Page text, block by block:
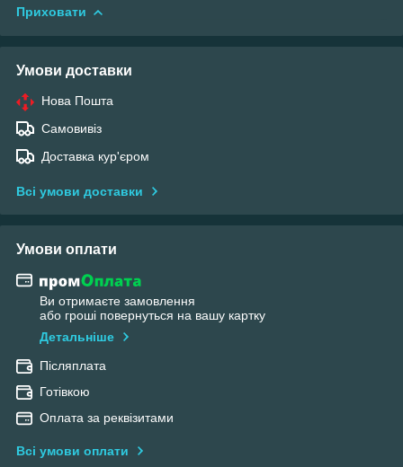
Приховати
Умови доставки
Нова Пошта
Самовивіз
Доставка кур'єром
Всі умови доставки
Умови оплати
Ви отримаєте замовлення
або гроші повернуться на вашу картку
Детальніше
Післяплата
Готівкою
Оплата за реквізитами
Всі умови оплати